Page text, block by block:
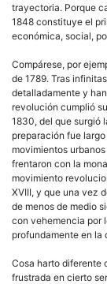
trayectoria. Porque
1848 constituye el
económica, social,
Compárese, por
de 1789. Tras
detalladamente y han
revolución cumplió
1830, del que surgió
preparación fue
movimientos
frentaron con la
movimiento
XVIII, y que una vez
de menos de medio
con vehemencia por
profundamente en la
Cosa harto diferente
frustrada en cierto